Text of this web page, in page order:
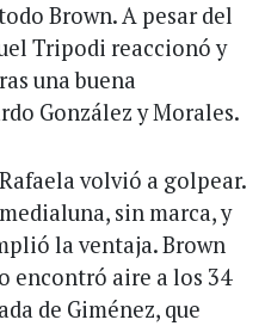
Brown. A pesar del
Tripodi reaccionó y
una buena
González y Morales.
volvió a golpear.
sin marca, y
la ventaja. Brown
encontró aire a los 34
de Giménez, que